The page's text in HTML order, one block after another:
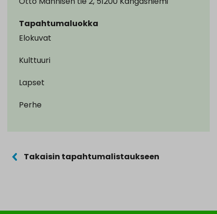
Tapahtumaluokka
Elokuvat
Kulttuuri
Lapset
Perhe
Takaisin tapahtumalistaukseen